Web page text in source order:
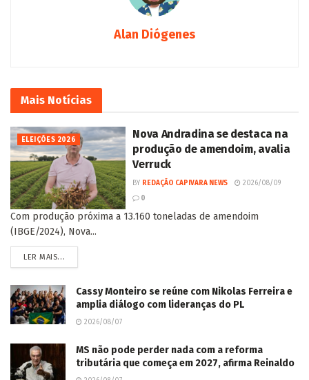
Alan Diógenes
Mais Notícias
ELEIÇÕES 2026
Nova Andradina se destaca na
produção de amendoim, avalia
Verruck
BY REDAÇÃO CAPIVARA NEWS
2026/08/09
0
Com produção próxima a 13.160 toneladas de amendoim
(IBGE/2024), Nova...
LER MAIS...
Cassy Monteiro se reúne com Nikolas Ferreira e
amplia diálogo com lideranças do PL
2026/08/07
MS não pode perder nada com a reforma
tributária que começa em 2027, afirma Reinaldo